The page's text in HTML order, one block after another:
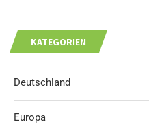
KATEGORIEN
Deutschland
Europa